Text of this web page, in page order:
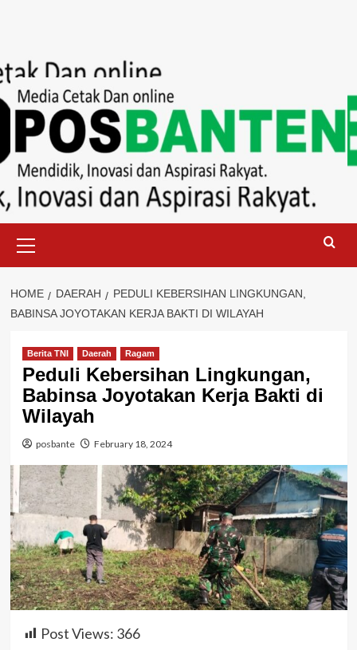
to
content
Menu
HOME DAERAH
PEDULI KEBERSIHAN LINGKUNGAN,
BABINSA JOYOTAKAN KERJA BAKTI DI WILAYAH
Berita TNI Daerah Ragam
Peduli Kebersihan Lingkungan,
Babinsa Joyotakan Kerja Bakti di
Wilayah
posbante February 18, 2024
Post Views: 366